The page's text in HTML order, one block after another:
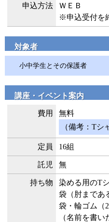
申込方法
ＷＥＢ
※申込受付を
対象者
小中学生とその保護者
講座・イベント案内
費用
無料
（備考：Tシ
定員 16組
託児 無
持ち物
染める用のT
袋（肘まであ
袋・輪ゴム（
（名前を書